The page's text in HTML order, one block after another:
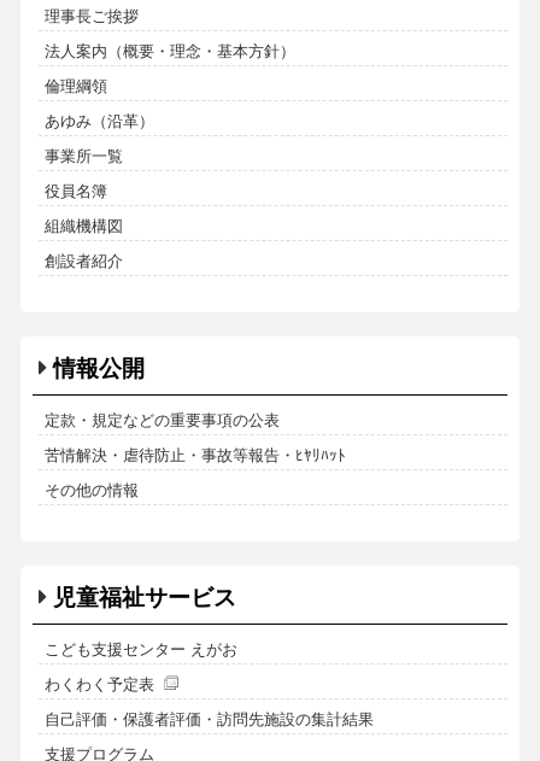
理事長ご挨拶
法人案内（概要・理念・基本方針）
倫理綱領
あゆみ（沿革）
事業所一覧
役員名簿
組織機構図
創設者紹介
情報公開
定款・規定などの重要事項の公表
苦情解決・虐待防止・事故等報告・ﾋﾔﾘﾊｯﾄ
その他の情報
児童福祉サービス
こども支援センター えがお
わくわく予定表
自己評価・保護者評価・訪問先施設の集計結果
支援プログラム